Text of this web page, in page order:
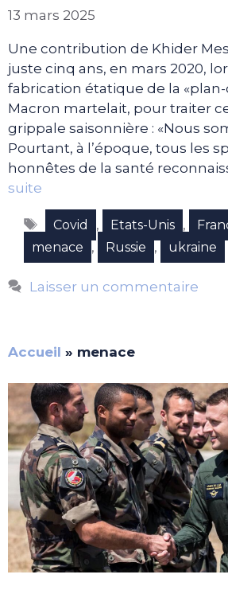
13 mars 2025
Une contribution de Khider
juste cinq ans, en mars 2020,
fabrication étatique de la
Macron martelait, pour traiter
grippale saisonnière : «Nous
Pourtant, à l’époque, tous les
honnêtes de la santé
suite
Étiquettes
Covid , Etats-Unis ,
menace , Russie , ukraine
Laisser un commentaire
Accueil » menace